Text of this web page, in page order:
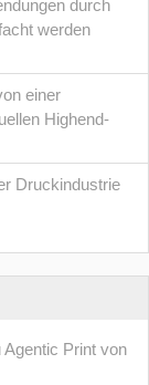
durch
werden
einer
Highend-
Druckindustrie
Print von